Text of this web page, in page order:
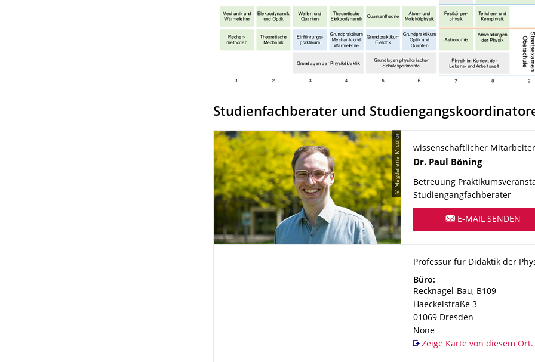
Studienfachberater und
© Magdalena Micoloi
wissenschaftlicher Mitarbeiter
Name
Dr. Paul Böning
Betreuung
Studiengangfachberater
E-MAIL SENDEN
Organisationsname
Professur für Didaktik der
Professur für Didaktik der
Adresse
Büro:
Recknagel-Bau, B109
Haeckelstraße 3
01069 Dresden
None
Zeige Karte von diesem Ort.